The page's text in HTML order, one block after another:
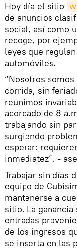
Hoy día el sitio
de anuncios
social, así como
recoge, por
leyes que
automóviles.
“Nosotros
corrida, sin
reunimos
acordado de 8
trabajando sin
surgiendo
esperar:
inmediatez”, -
Trabajar sin días
equipo de
mantenerse a
sitio. La
entradas
de los ingresos
se inserta en las